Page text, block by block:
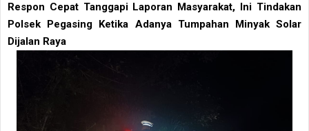
Respon Cepat Tanggapi Laporan Masyarakat, Ini Tindakan
Polsek Pegasing Ketika Adanya Tumpahan Minyak Solar
Dijalan Raya